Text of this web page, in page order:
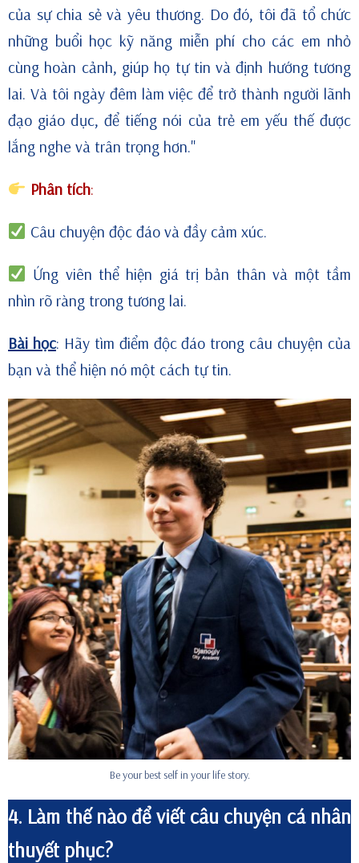
của sự chia sẻ và yêu thương. Do đó, tôi đã tổ chức
những buổi học kỹ năng miễn phí cho các em nhỏ
cùng hoàn cảnh, giúp họ tự tin và định hướng tương
lai. Và tôi ngày đêm làm việc để trở thành người lãnh
đạo giáo dục, để tiếng nói của trẻ em yếu thế được
lắng nghe và trân trọng hơn."
Phân tích:
Câu chuyện độc đáo và đầy cảm xúc.
Ứng viên thể hiện giá trị bản thân và một tầm
nhìn rõ ràng trong tương lai.
Bài học: Hãy tìm điểm độc đáo trong câu chuyện của
bạn và thể hiện nó một cách tự tin.
Be your best self in your life story.
4. Làm thế nào để viết câu chuyện cá nhân
thuyết phục?